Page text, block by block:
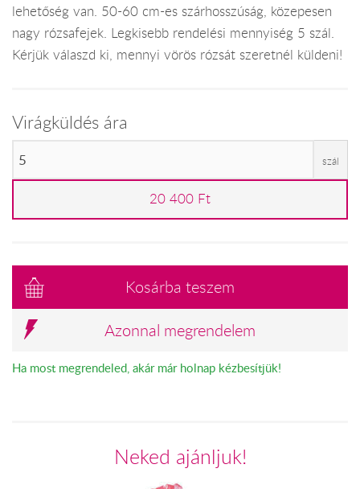
lehetőség van. 50-60 cm-es szárhosszúság, közepesen
nagy rózsafejek. Legkisebb rendelési mennyiség 5 szál.
Kérjük válaszd ki, mennyi vörös rózsát szeretnél küldeni!
Virágküldés ára
szál
20 400 Ft
Kosárba teszem
Azonnal megrendelem
Ha most megrendeled, akár már holnap kézbesítjük!
Neked ajánljuk!